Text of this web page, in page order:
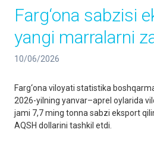
Farg‘ona sabzisi
yangi marralarni
10/06/2026
Farg‘ona viloyati statistika
2026-yilning yanvar–aprel oylarida
jami 7,7 ming tonna sabzi eksport
AQSH dollarini tashkil etdi.